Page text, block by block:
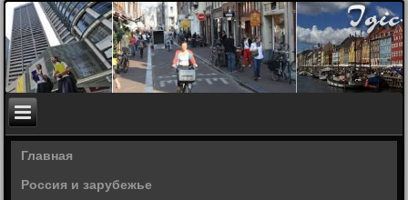
Главная
Россия и зарубежье